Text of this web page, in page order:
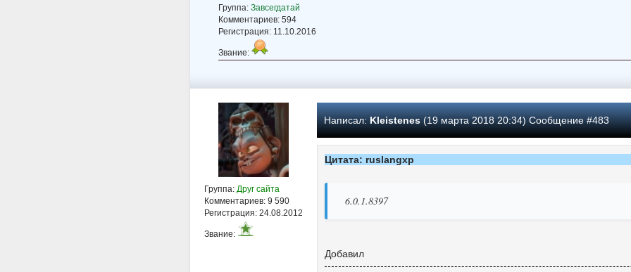
Группа: Завсегдатай
Комментариев: 594
Регистрация: 11.10.2016
Звание:
Группа: Друг сайта
Комментариев: 9 590
Регистрация: 24.08.2012
Звание:
Написал: Kleistenes(19 марта 2018 20:34) Сообщение #483
Цитата: ruslangxp
6.0.1.8397
Добавил